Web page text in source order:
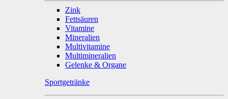
Zink
Fettsäuren
Vitamine
Mineralien
Multivitamine
Multimineralien
Gelenke & Organe
Sportgetränke